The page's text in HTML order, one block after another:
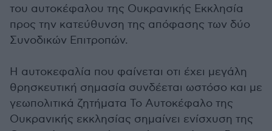
του αυτοκέφαλου της Ουκρανικής Εκκλησία
προς την κατεύθυνση της απόφασης των δύο
Συνοδικών Επιτροπών.
Η αυτοκεφαλία που φαίνεται οτι έχει μεγάλη
θρησκευτική σημασία συνδέεται ωστόσο και με
γεωπολιτικά ζητήματα Το Αυτοκέφαλο της
Ουκρανικής εκκλησίας σημαίνει ενίσχυση της